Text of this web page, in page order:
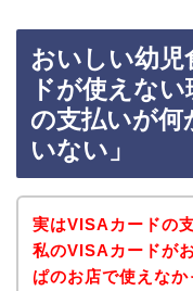
おいしい幼
ドが使えな
の支払いが
いない」
実はVISAカードの
私のVISAカードが
ぱのお店で使えな